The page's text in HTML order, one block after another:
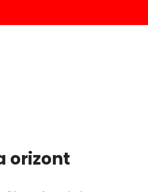
orizont